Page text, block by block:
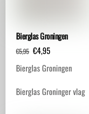
Bierglas Groningen
€5,95 Oorspronkelijke
prijs
€5,95.
€4,95
prijs
€4,95.
Bierglas Groningen
Bierglas Groninger vlag